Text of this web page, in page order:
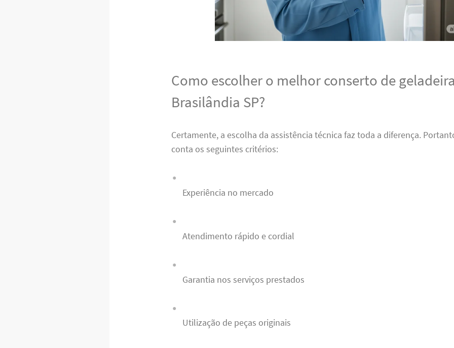
Como escolher o melhor conserto de
Brasilândia SP?
Certamente, a escolha da assistência técnica faz toda a diferença.
conta os seguintes critérios:
Experiência no mercado
Atendimento rápido e cordial
Garantia nos serviços prestados
Utilização de peças originais